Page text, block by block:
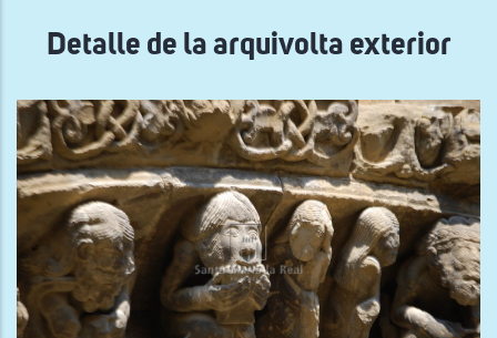
Detalle de la arquivolta exterior